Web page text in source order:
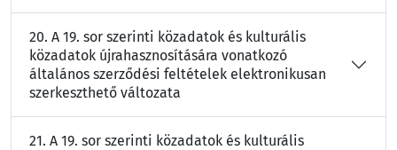
20. A 19. sor szerinti közadatok és kulturális
közadatok újrahasznosítására vonatkozó
általános szerződési feltételek elektronikusan
szerkeszthető változata
21. A 19. sor szerinti közadatok és kulturális